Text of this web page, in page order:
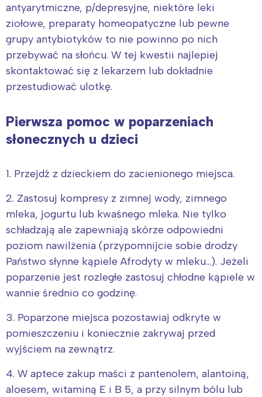
antyarytmiczne, p/depresyjne, niektóre leki
ziołowe, preparaty homeopatyczne lub pewne
grupy antybiotyków to nie powinno po nich
przebywać na słońcu. W tej kwestii najlepiej
skontaktować się z lekarzem lub dokładnie
przestudiować ulotkę.
Pierwsza pomoc w poparzeniach
słonecznych u dzieci
1. Przejdź z dzieckiem do zacienionego miejsca.
2. Zastosuj kompresy z zimnej wody, zimnego
mleka, jogurtu lub kwaśnego mleka. Nie tylko
schładzają ale zapewniają skórze odpowiedni
poziom nawilżenia (przypomnijcie sobie drodzy
Państwo słynne kąpiele Afrodyty w mleku…). Jeżeli
poparzenie jest rozległe zastosuj chłodne kąpiele w
wannie średnio co godzinę.
3. Poparzone miejsca pozostawiaj odkryte w
pomieszczeniu i koniecznie zakrywaj przed
wyjściem na zewnątrz.
4. W aptece zakup maści z pantenolem, alantoiną,
aloesem, witaminą E i B 5, a przy silnym bólu lub